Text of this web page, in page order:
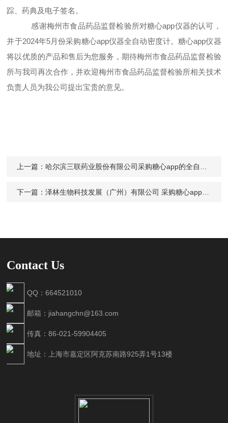
踪、药典及电子签名。
感谢梅州市食品药品监督检验所对糖心app仪器的认可，
并于2024年5月份采购糖心app仪器全自动密度计。糖心app仪器
将以优质的产品和售后为您服务，期待梅州市食品药品监督检验
所与我司再次合作，并欢迎梅州市食品药品监督检验所相关技术
负责人员为我公司提出宝贵的意见。
上一篇：哈尔滨三联药业股份有限公司采购糖心app的全自动糖心app免费下载Digipol-P610
下一篇：泽林生物科技发展（广州）有限公司 采购糖心app全自动糖心app在线观看Digipol-R300
Contact Us
QQ：664521010
邮箱：jiahangchn@163.com
传真：86-021-59904405
地址：上海市嘉定区阿克苏南路925弄1号13楼